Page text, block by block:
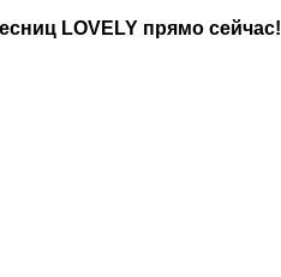
LOVELY прямо сейчас!